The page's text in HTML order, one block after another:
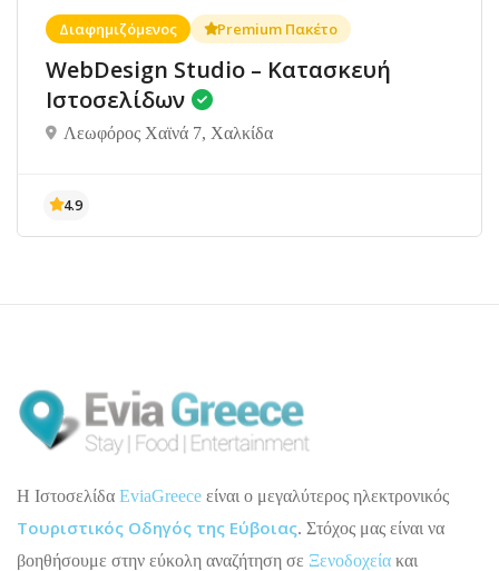
Διαφημιζόμενος Premium Πακέτο
WebDesign Studio – Κατασκευή
Ιστοσελίδων
Λεωφόρος Χαϊνά 7, Χαλκίδα
H Ιστοσελίδα EviaGreece είναι ο μεγαλύτερος ηλεκτρονικός
Τουριστικός Οδηγός της Εύβοιας. Στόχος μας είναι να
βοηθήσουμε στην εύκολη αναζήτηση σε Ξενοδοχεία και